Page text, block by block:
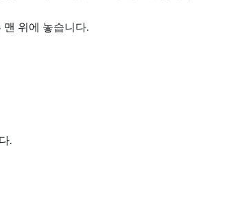
위에 놓습니다.
.